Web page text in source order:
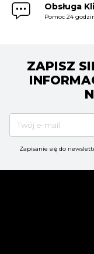
Obsługa
Pomoc 24
ZAPISZ
Zapisanie się do